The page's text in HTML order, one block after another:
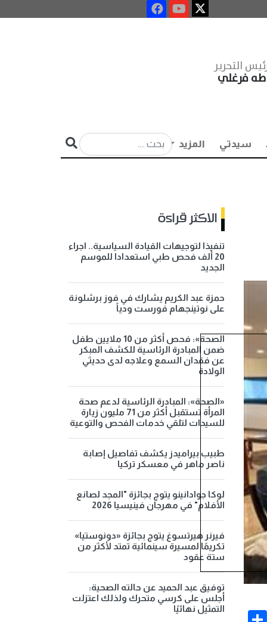
التحرير
طه فرغلي
سيدتي المزيد
Share
الاكثر قراءة
تنفيذا لتوجيهات القيادة السياسية.. اجراء
20 ألف فحص طبي استعدادا للموسم
الجديد
حمزة عبد الكريم يشارك في فوز برشلونة
على نوتينجهام فورست ودياً
الصحة»: فحص أكثر من 10 ملايين طفل
ضمن المبادرة الرئاسية للكشف المبكر
عن فقدان السمع وعلاجه لدى حديثي
الولادة
«الصحة»: المبادرة الرئاسية لدعم صحة
المرأة تستقبل أكثر من 71 مليون زيارة
للسيدات لتلقي خدمات الفحص والتوعية
طبيب بيراميدز يكشف تفاصيل إصابة
ناصر ماهر في معسكر تركيا
لوكا جوادانينو يتوج بجائزة "المجد لصانع
الأفلام" في مهرجان فينيسيا 2026
فيرنر هيرتسوغ يتوج بجائزة «دونوستيا»
تكريمًا لمسيرة سينمائية تمتد لأكثر من
ستة عقود
توفيق عبد الحميد عن حالته الصحية:
أجلس على كرسي متحرك ولذلك اعتزلت
التمثيل نهائيًا